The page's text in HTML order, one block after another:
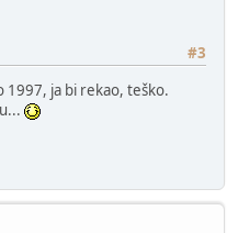
#3
1997, ja bi rekao, teško.